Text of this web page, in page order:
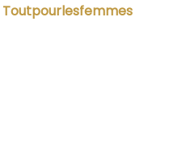
Toutpourlesfemmes